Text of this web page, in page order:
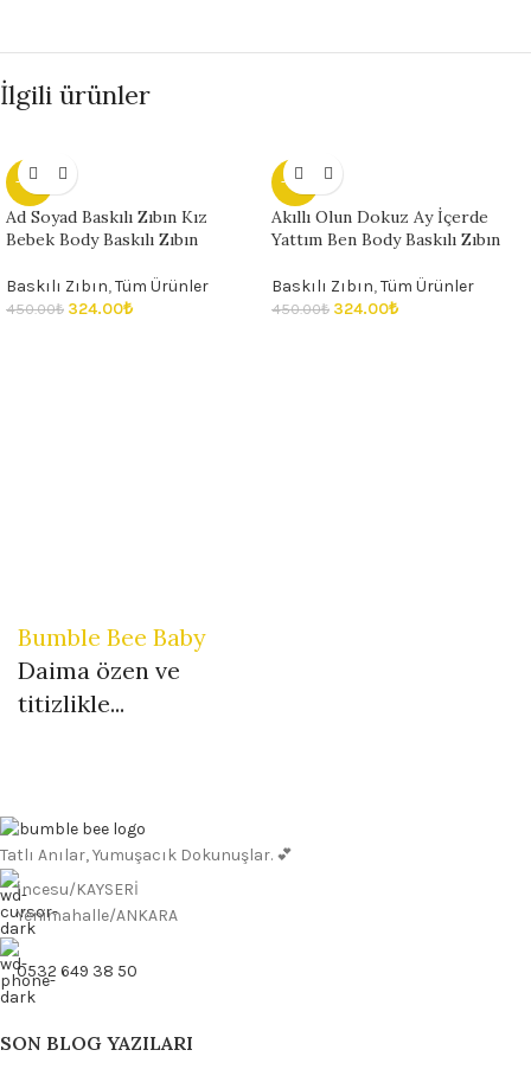
İlgili ürünler
- 28%
Ad Soyad Baskılı Zıbın Kız
Bebek Body Baskılı Zıbın
Baskılı Zıbın,Tüm Ürünler
450.00₺ 324.00₺
- 28%
Akıllı Olun Dokuz Ay İçerde
Yattım Ben Body Baskılı Zıbın
Baskılı Zıbın,Tüm Ürünler
450.00₺ 324.00₺
Bumble Bee Baby
Daima özen ve
titizlikle...
Tatlı Anılar, Yumuşacık Dokunuşlar. 💕
İncesu/KAYSERİ
Yenimahalle/ANKARA
0532 649 38 50
SON BLOG YAZILARI